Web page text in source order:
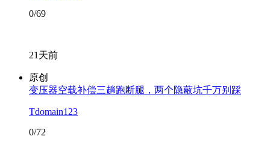
0/69
21天前
原创
变压器空载补偿三趟跑断腿，两个隐蔽坑千万别踩
Tdomain123
0/72